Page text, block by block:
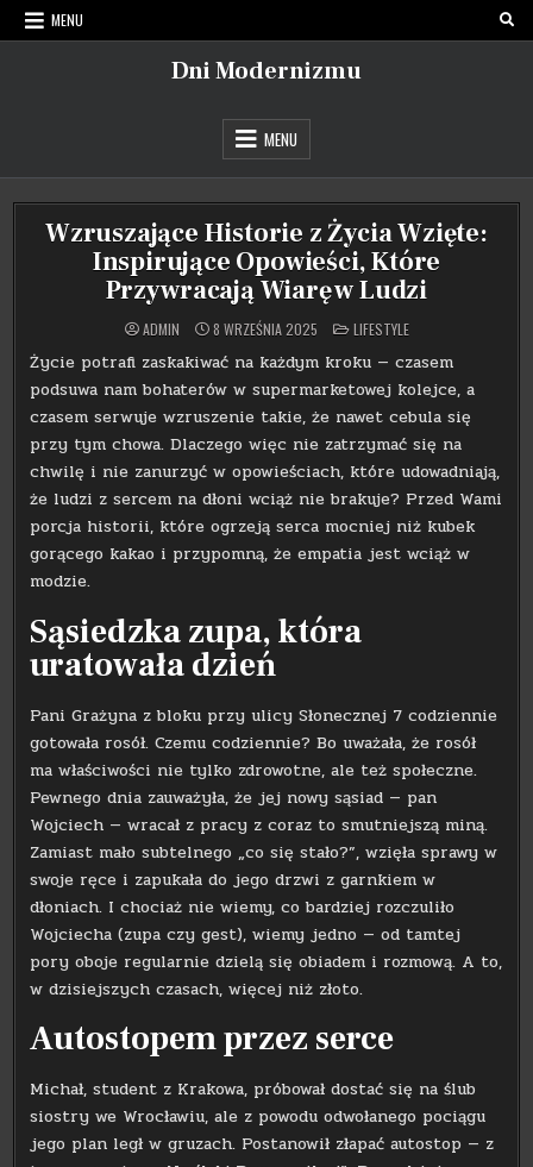
Skip
to
MENU
Dni Modernizmu
MENU
Wzruszające Historie z Życia Wzięte:
Inspirujące Opowieści, Które
Przywracają Wiarę w Ludzi
ADMIN 8 WRZEŚNIA 2025 POSTED
IN
LIFESTYLE
Życie potrafi zaskakiwać na każdym kroku — czasem
podsuwa nam bohaterów w supermarketowej kolejce, a
czasem serwuje wzruszenie takie, że nawet cebula się
przy tym chowa. Dlaczego więc nie zatrzymać się na
chwilę i nie zanurzyć w opowieściach, które udowadniają,
że ludzi z sercem na dłoni wciąż nie brakuje? Przed Wami
porcja historii, które ogrzeją serca mocniej niż kubek
gorącego kakao i przypomną, że empatia jest wciąż w
modzie.
Sąsiedzka zupa, która
uratowała dzień
Pani Grażyna z bloku przy ulicy Słonecznej 7 codziennie
gotowała rosół. Czemu codziennie? Bo uważała, że rosół
ma właściwości nie tylko zdrowotne, ale też społeczne.
Pewnego dnia zauważyła, że jej nowy sąsiad — pan
Wojciech — wracał z pracy z coraz to smutniejszą miną.
Zamiast mało subtelnego „co się stało?”, wzięła sprawy w
swoje ręce i zapukała do jego drzwi z garnkiem w
dłoniach. I chociaż nie wiemy, co bardziej rozczuliło
Wojciecha (zupa czy gest), wiemy jedno — od tamtej
pory oboje regularnie dzielą się obiadem i rozmową. A to,
w dzisiejszych czasach, więcej niż złoto.
Autostopem przez serce
Michał, student z Krakowa, próbował dostać się na ślub
siostry we Wrocławiu, ale z powodu odwołanego pociągu
jego plan legł w gruzach. Postanowił złapać autostop — z